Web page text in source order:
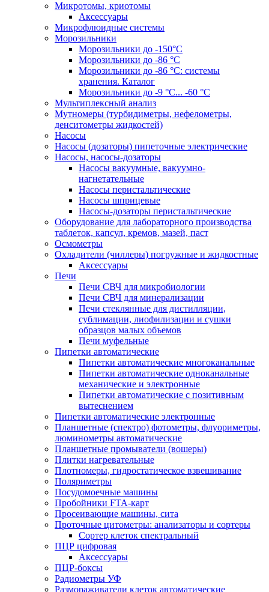
Микротомы, криотомы
Аксессуары
Микрофлюидные системы
Морозильники
Морозильники до -150°С
Морозильники до -86 °C
Морозильники до -86 °C: системы
хранения. Каталог
Морозильники до -9 °C... -60 °C
Мультиплексный анализ
Мутномеры (турбидиметры, нефелометры,
денситометры жидкостей)
Насосы
Насосы (дозаторы) пипеточные электрические
Насосы, насосы-дозаторы
Насосы вакуумные, вакуумно-
нагнетательные
Насосы перистальтические
Насосы шприцевые
Насосы-дозаторы перистальтические
Оборудование для лабораторного производства
таблеток, капсул, кремов, мазей, паст
Осмометры
Охладители (чиллеры) погружные и жидкостные
Аксессуары
Печи
Печи СВЧ для микробиологии
Печи СВЧ для минерализации
Печи стеклянные для дистилляции,
сублимации, лиофилизации и сушки
образцов малых объемов
Печи муфельные
Пипетки автоматические
Пипетки автоматические многоканальные
Пипетки автоматические одноканальные
механические и электронные
Пипетки автоматические с позитивным
вытеснением
Пипетки автоматические электронные
Планшетные (спектро) фотометры, флуориметры,
люминометры автоматические
Планшетные промыватели (вошеры)
Плитки нагревательные
Плотномеры, гидростатическое взвешивание
Поляриметры
Посудомоечные машины
Пробойники FTA-карт
Просеивающие машины, сита
Проточные цитометры: анализаторы и сортеры
Сортер клеток спектральный
ПЦР цифровая
Аксессуары
ПЦР-боксы
Радиометры УФ
Размораживатели клеток автоматические